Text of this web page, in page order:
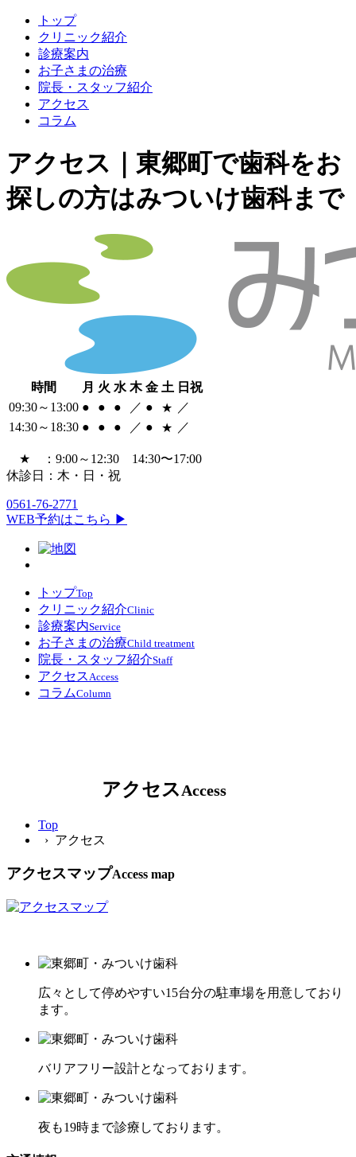
トップ
クリニック紹介
診療案内
お子さまの治療
院長・スタッフ紹介
アクセス
コラム
アクセス｜東郷町で歯科をお
探しの方はみついけ歯科まで
時間 月 火 水 木 金 土 日祝
09:30～13:00 ● ● ● ／ ● ★ ／
14:30～18:30 ● ● ● ／ ● ★ ／
★ ：9:00～12:30 14:30〜17:00
休診日：木・日・祝
0561-76-2771
WEB予約はこちら ▶
トップTop
クリニック紹介Clinic
診療案内Service
お子さまの治療Child treatment
院長・スタッフ紹介Staff
アクセス Access
コラムColumn
アクセスAccess
Top
› アクセス
アクセスマップAccess map
広々として停めやすい15台分の駐車場を用意しており
ます。
バリアフリー設計となっております。
夜も19時まで診療しております。